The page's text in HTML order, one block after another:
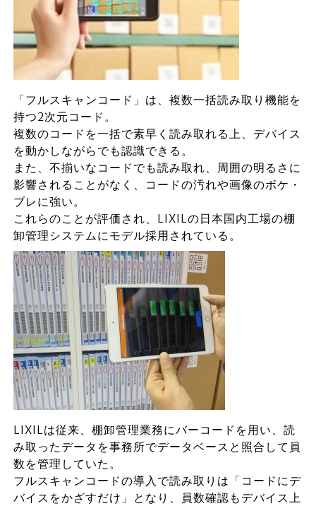
「フルスキャンコード」は、複数一括読み取り機能を
持つ2次元コード。
複数のコードを一括で素早く読み取れる上、デバイス
を動かしながらでも認識できる。
また、不揃いなコードでも読み取れ、周囲の明るさに
影響されることがなく、コードの汚れや画像のボケ・
ブレに強い。
これらのことが評価され、LIXILの日本国内工場の棚
卸管理システムにモデル採用されている。
LIXILは従来、棚卸管理業務にバーコードを用い、読
み取ったデータを事務所でデータベースと照合して員
数を管理していた。
フルスキャンコードの導入で読み取りは「コードにデ
バイスをかざすだけ」となり、員数確認もデバイス上